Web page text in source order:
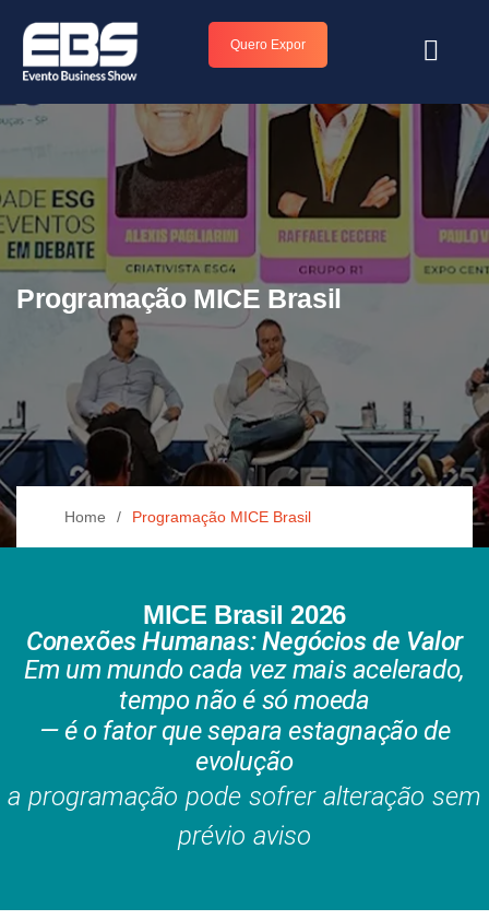
Quero Expor
Programação MICE Brasil
Home Programação MICE Brasil
MICE Brasil 2026
Conexões Humanas: Negócios de Valor
Em um mundo cada vez mais acelerado,
tempo não é só moeda
— é o fator que separa estagnação de
evolução
a programação pode sofrer alteração sem
prévio aviso